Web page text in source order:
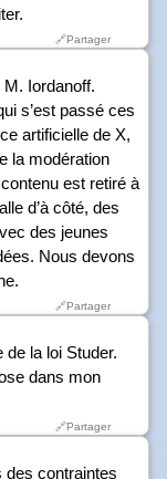
🔗Partager
M. Iordanoff.
s’est passé ces
artificielle de X,
la modération
est retiré à
d’à côté, des
des jeunes
Nous devons
🔗Partager
de la loi Studer.
dans mon
🔗Partager
des contraintes